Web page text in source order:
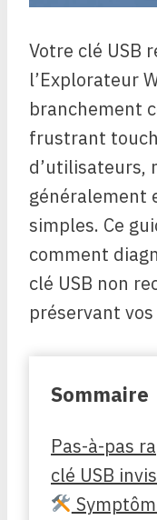
Votre clé USB
l’Explorateur
branchement
frustrant
d’utilisateurs,
généralement
simples. Ce
comment
clé USB non
préservant
Sommaire
Pas-à-pas
clé USB